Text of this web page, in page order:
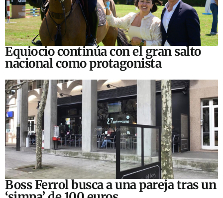
Equiocio continúa con el gran salto
nacional como protagonista
Boss Ferrol busca a una pareja tras un